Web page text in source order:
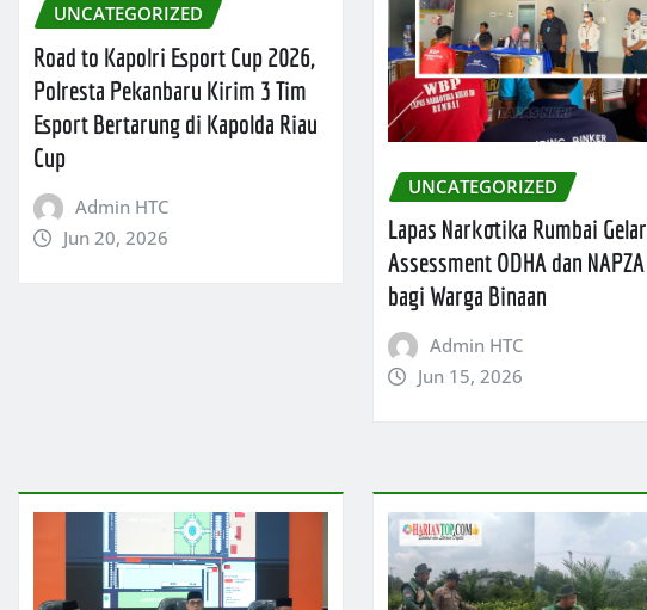
UNCATEGORIZED
Road to Kapolri Esport Cup 2026,
Polresta Pekanbaru Kirim 3 Tim
Esport Bertarung di Kapolda Riau
Cup
Admin HTC
Jun 20, 2026
UNCATEGORIZED
Lapas Narkotika Rumbai Gelar
Assessment ODHA dan NAPZA
bagi Warga Binaan
Admin HTC
Jun 15, 2026